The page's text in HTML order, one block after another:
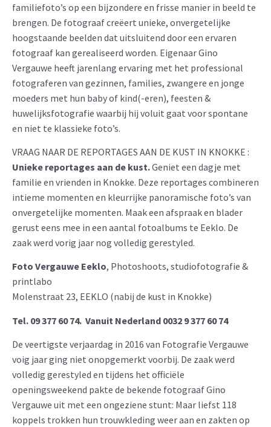
familiefoto’s op een bijzondere en frisse manier in beeld te
brengen. De fotograaf creëert unieke, onvergetelijke
hoogstaande beelden dat uitsluitend door een ervaren
fotograaf kan gerealiseerd worden. Eigenaar Gino
Vergauwe heeft jarenlang ervaring met het professional
fotograferen van gezinnen, families, zwangere en jonge
moeders met hun baby of kind(-eren), feesten &
huwelijksfotografie waarbij hij voluit gaat voor spontane
en niet te klassieke foto’s.
VRAAG NAAR DE REPORTAGES AAN DE KUST IN KNOKKE :
Unieke reportages aan de kust.Geniet een dagje met
familie en vrienden in Knokke. Deze reportages combineren
intieme momenten en kleurrijke panoramische foto’s van
onvergetelijke momenten. Maak een afspraak en blader
gerust eens mee in een aantal fotoalbums te Eeklo. De
zaak werd vorig jaar nog volledig gerestyled.
Foto Vergauwe Eeklo, Photoshoots, studiofotografie &
printlabo
Molenstraat 23, EEKLO (nabij de kust in Knokke)
Tel. 09 377 60 74. Vanuit Nederland 0032 9 377 60 74
De veertigste verjaardag in 2016 van Fotografie Vergauwe
voig jaar ging niet onopgemerkt voorbij. De zaak werd
volledig gerestyled en tijdens het officiële
openingsweekend pakte de bekende fotograaf Gino
Vergauwe uit met een ongeziene stunt: Maar liefst 118
koppels trokken hun trouwkleding weer aan en zakten op